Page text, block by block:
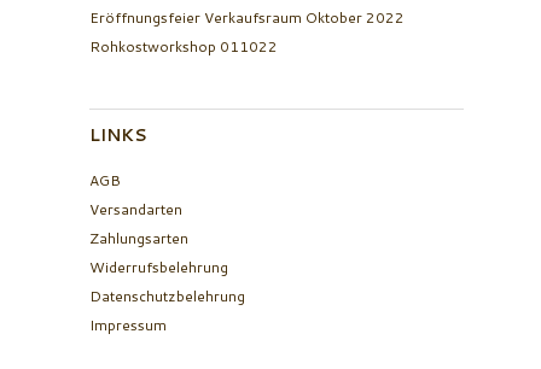
Eröffnungsfeier Verkaufsraum Oktober 2022
Rohkostworkshop 011022
LINKS
AGB
Versandarten
Zahlungsarten
Widerrufsbelehrung
Datenschutzbelehrung
Impressum